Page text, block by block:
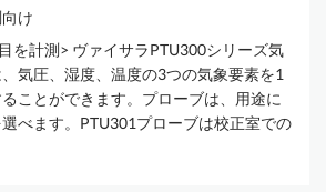
け
を計測> ヴァイサラPTU300シリーズ気
気圧、湿度、温度の3つの気象要素を1
ことができます。プローブは、用途に
べます。PTU301プローブは校正室での